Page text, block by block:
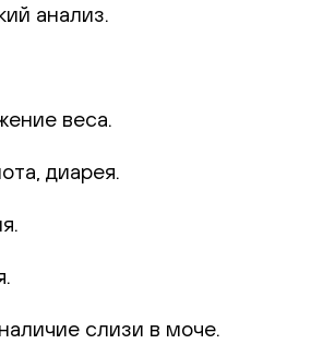
анализ.
веса.
диарея.
слизи в моче.